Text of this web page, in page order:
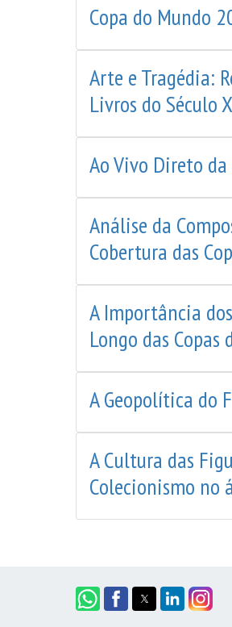
Copa do Mundo
Arte e Tragédia:
Livros do Século
Ao Vivo Direto
Análise da
Cobertura das
A Importância
Longo das Copas
A Geopolítica do
A Cultura das
Colecionismo no